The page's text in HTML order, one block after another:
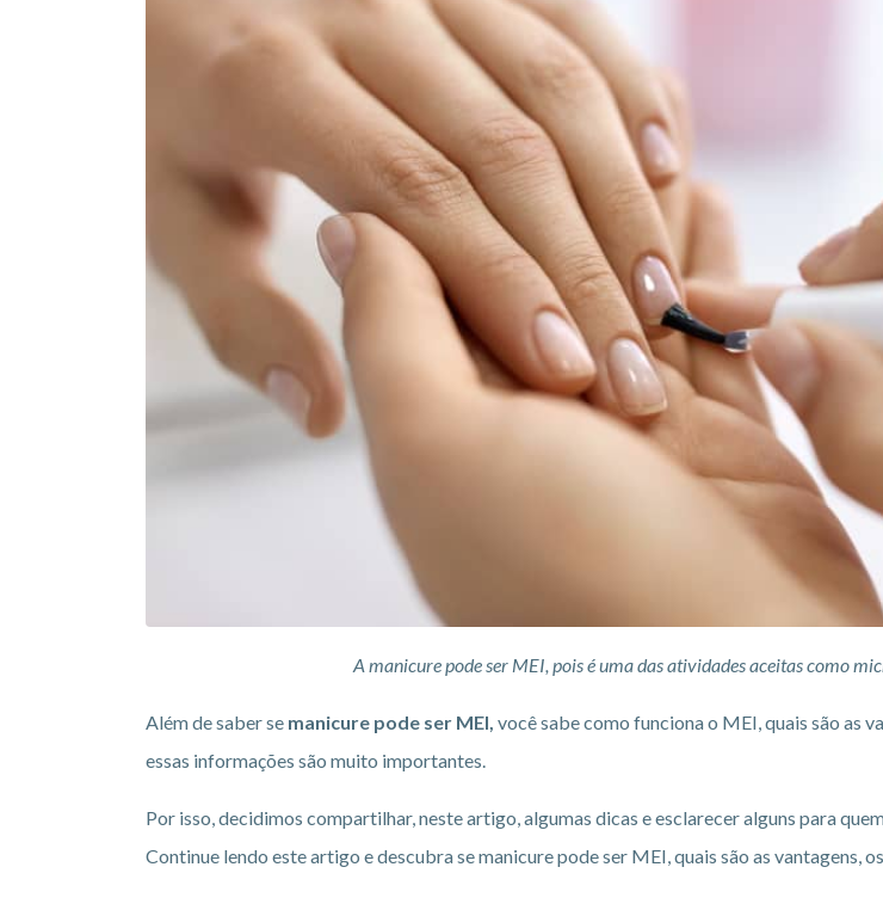
A manicure pode ser MEI, pois é uma das atividades aceitas como
Além de saber se manicure pode ser MEI, você sabe como funciona o MEI, quais são as
essas informações são muito importantes.
Por isso, decidimos compartilhar, neste artigo, algumas dicas e esclarecer alguns para
Continue lendo este artigo e descubra se manicure pode ser MEI, quais são as vantagens,